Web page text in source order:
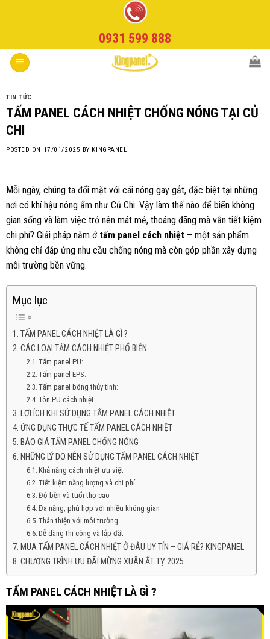
0931 599 888
TIN TỨC
TẤM PANEL CÁCH NHIỆT CHỐNG NÓNG TẠI CỦ
CHI
POSTED ON 17/01/2025 BY KINGPANEL
Mỗi ngày, chúng ta đối mặt với cái nóng gay gắt, đặc biệt tại những
nơi có khí hậu nóng ẩm như Củ Chi. Vậy làm thế nào để biến không
gian sống và làm việc trở nên mát mẻ, thoáng đãng mà vẫn tiết kiệm
chi phí? Giải pháp nằm ở tấm panel cách nhiệt – một sản phẩm
không chỉ đáp ứng nhu cầu chống nóng mà còn góp phần xây dựng
môi trường bền vững.
Mục lục
TẤM PANEL CÁCH NHIỆT LÀ GÌ ?
CÁC LOẠI TẤM CÁCH NHIỆT PHỔ BIẾN
Tấm panel PU:
Tấm panel EPS:
Tấm panel bông thủy tinh:
Tôn PU cách nhiệt:
LỢI ÍCH KHI SỬ DỤNG TẤM PANEL CÁCH NHIỆT
ỨNG DỤNG THỰC TẾ TẤM PANEL CÁCH NHIỆT
BÁO GIÁ TẤM PANEL CHỐNG NÓNG
NHỮNG LÝ DO NÊN SỬ DỤNG TẤM PANEL CÁCH NHIỆT
Khả năng cách nhiệt ưu việt
Tiết kiệm năng lượng và chi phí
Độ bền và tuổi thọ cao
Đa năng, phù hợp với nhiều không gian
Thân thiện với môi trường
Dễ dàng thi công và lắp đặt
MUA TẤM PANEL CÁCH NHIỆT Ở ĐÂU UY TÍN – GIÁ RẺ? KINGPANEL
CHƯƠNG TRÌNH ƯU ĐÃI MỪNG XUÂN ẤT TỴ 2025
TẤM PANEL CÁCH NHIỆT LÀ GÌ ?